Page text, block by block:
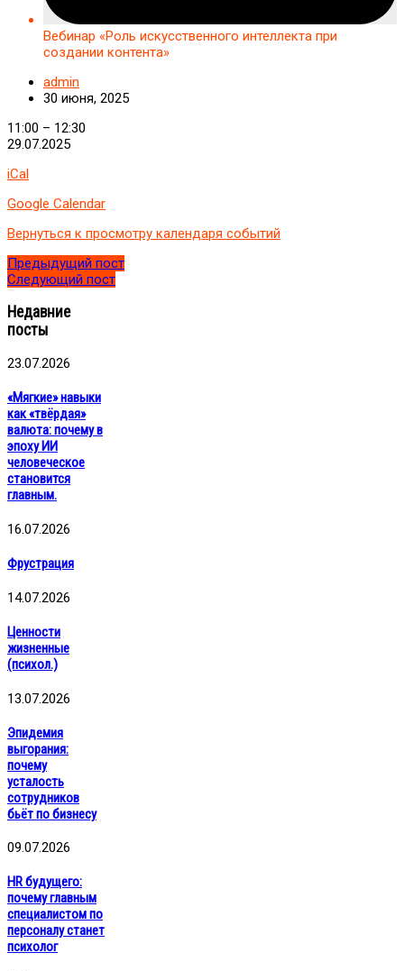
Вебинар «Роль искусственного интеллекта при
создании контента»
admin
30 июня, 2025
Вебинар
«Роль
интеллекта
создании
контента»
11:00 – 12:30
29.07.2025
iCal
Google Calendar
Вернуться к просмотру календаря событий
Предыдущий пост
Следующий пост
Недавние
посты
23.07.2026
«Мягкие» навыки
как «твёрдая»
валюта: почему в
эпоху ИИ
человеческое
становится
главным.
16.07.2026
Фрустрация
14.07.2026
Ценности
жизненные
(психол.)
13.07.2026
Эпидемия
выгорания:
почему
усталость
сотрудников
бьёт по бизнесу
09.07.2026
HR будущего:
почему главным
специалистом по
персоналу станет
психолог